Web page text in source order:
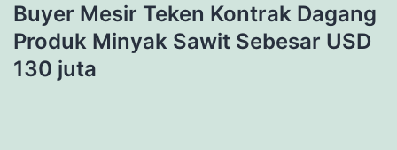
Buyer Mesir Teken Kontrak Dagang
Produk Minyak Sawit Sebesar USD
130 juta